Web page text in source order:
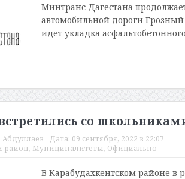
Минтранс Дагестана
автомобильной дороги
идет укладка
со
Дата: 09 сентября, 2022 в 22:07
район, Муниципалитеты, Официально
В Карабудахкентском районе в